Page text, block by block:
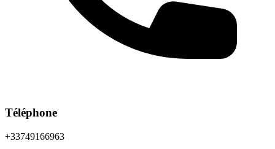
Téléphone
+33749166963